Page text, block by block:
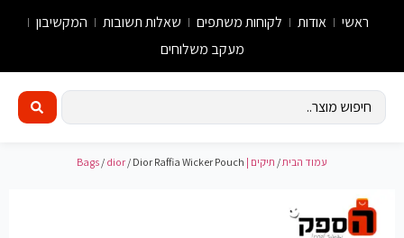
ראשי אודות לקוחות משתפים שאלות תשובות
המקשיבון
מעקב משלוחים
עמוד הבית/ תיקים | Bags / dior / Dior Raffia Wicker Pouch